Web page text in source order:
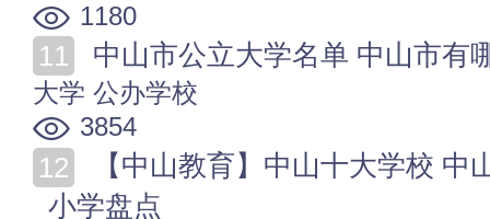
1180
中山市公立大学名单 中山市有
大学 公办学校
3854
_小学盘点